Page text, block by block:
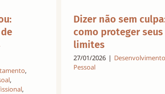
,
,
,
Dizer não sem
como proteger seus
limites
27/01/2026 | Desenvolvimento
Pessoal